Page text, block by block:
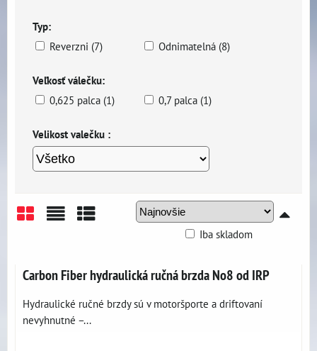
Typ:
Reverzni (7)
Odnimatelná (8)
Veľkosť válečku:
0,625 palca (1)
0,7 palca (1)
Velikost valečku :
Iba skladom
Carbon Fiber hydraulická ručná brzda No8 od IRP
Hydraulické ručné brzdy sú v motoršporte a driftovaní
nevyhnutné –...